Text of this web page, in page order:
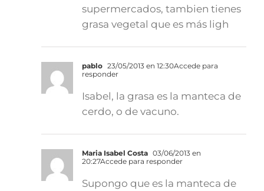
supermercados, tambien tienes
grasa vegetal que es más ligh
pablo 23/05/2013 en 12:30Accede para
responder
Isabel, la grasa es la manteca de
cerdo, o de vacuno.
Maria Isabel Costa 03/06/2013 en
20:27Accede para responder
Supongo que es la manteca de